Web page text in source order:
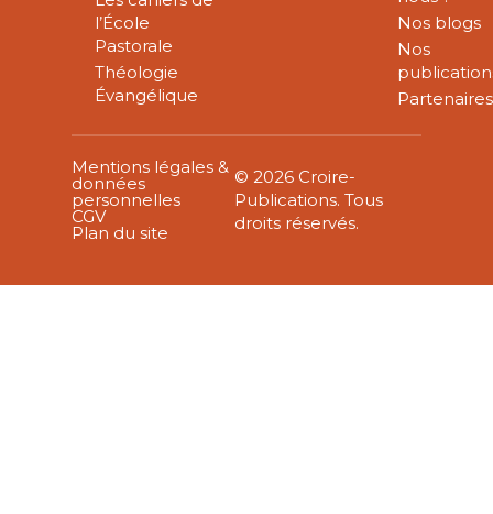
l’École
Pastorale
Théologie
Évangélique
Nos blogs
Nos
Partenaires
Mentions légales &
données
personnelles
CGV
Plan du site
© 2026 Croire-
Publications. Tous
droits réservés.